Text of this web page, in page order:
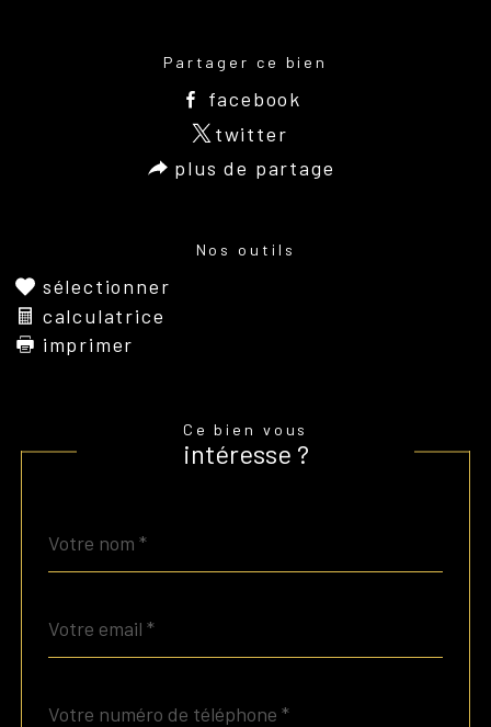
Partager ce bien
facebook
twitter
plus de partage
Nos outils
sélectionner
calculatrice
imprimer
Ce bien vous
intéresse ?
*
*
*